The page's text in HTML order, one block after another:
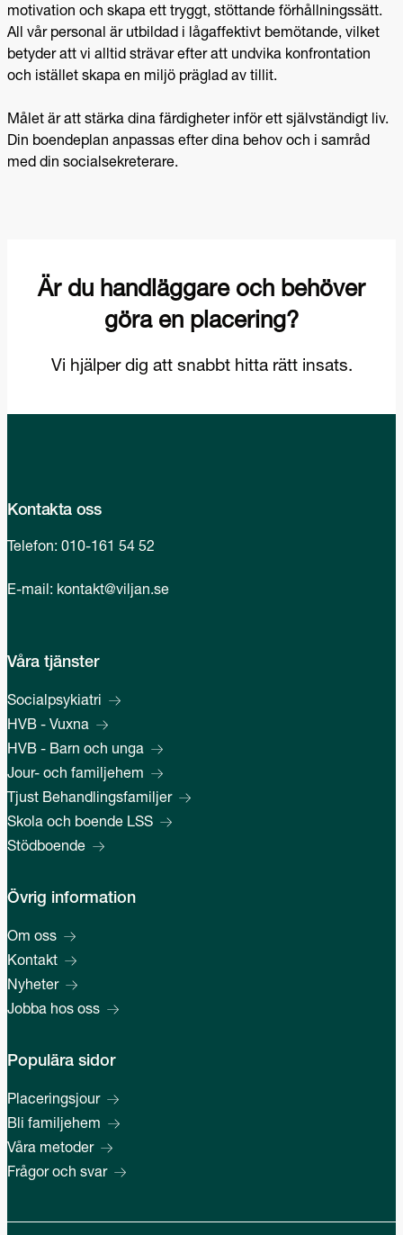
motivation och skapa ett tryggt, stöttande förhållningssätt.
All vår personal är utbildad i lågaffektivt bemötande, vilket
betyder att vi alltid strävar efter att undvika konfrontation
och istället skapa en miljö präglad av tillit.
Målet är att stärka dina färdigheter inför ett självständigt liv.
Din boendeplan anpassas efter dina behov och i samråd
med din socialsekreterare.
Kontakta oss
Telefon: 010-161 54 52
E-mail: kontakt@viljan.se
Våra tjänster
Socialpsykiatri
HVB - Vuxna
HVB - Barn och unga
Jour- och familjehem
Tjust Behandlingsfamiljer
Skola och boende LSS
Stödboende
Övrig information
Om oss
Kontakt
Nyheter
Jobba hos oss
Populära sidor
Placeringsjour
Bli familjehem
Våra metoder
Frågor och svar